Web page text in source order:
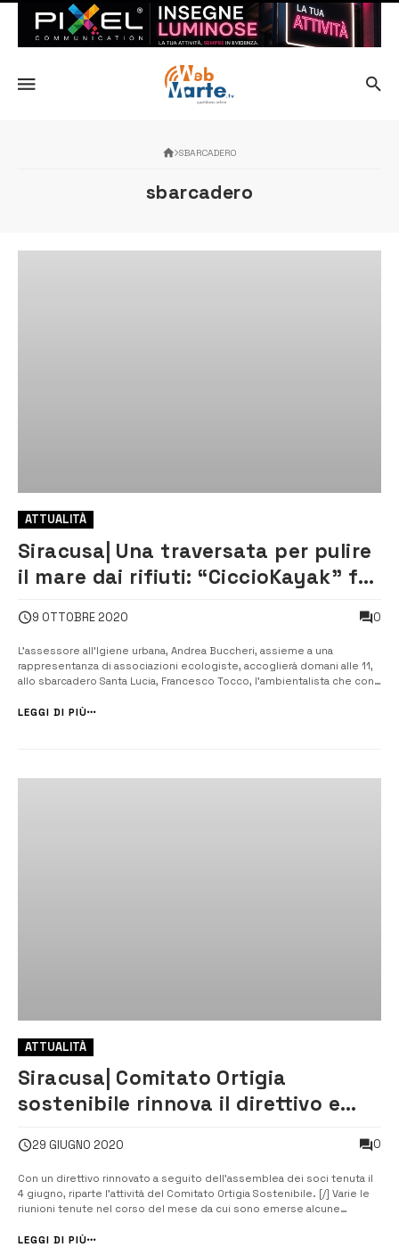
SBARCADERO
sbarcadero
ATTUALITÀ
Siracusa| Una traversata per pulire
il mare dai rifiuti: “CiccioKayak” fa
9 OTTOBRE 2020 0
L’assessore all’Igiene urbana, Andrea Buccheri, assieme a una
rappresentanza di associazioni ecologiste, accoglierà domani alle 11,
allo sbarcadero Santa Lucia, Francesco Tocco, l’ambientalista che con
tutti i rifiuti che incontra. [/] “CiccioKayak”, come ...
LEGGI DI PIÙ
ATTUALITÀ
Siracusa| Comitato Ortigia
sostenibile rinnova il direttivo e
29 GIUGNO 2020 0
Con un direttivo rinnovato a seguito dell’assemblea dei soci tenuta il
4 giugno, riparte l’attività del Comitato Ortigia Sostenibile. [/] Varie le
riunioni tenute nel corso del mese da cui sono emerse alcune
pilastro dell’Associazione, è stato nominato all’unanimità Presidente...
LEGGI DI PIÙ